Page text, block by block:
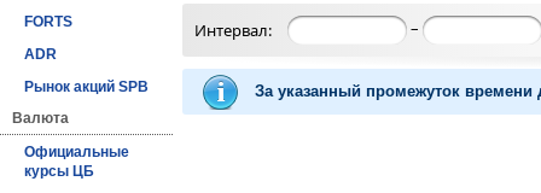
FORTS
ADR
Рынок акций SPB
Валюта
Официальные
курсы ЦБ
Интервал: –
За указанный промежуток времени